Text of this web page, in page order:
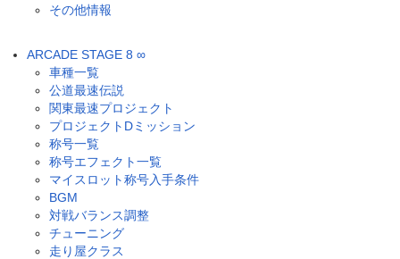
その他情報
ARCADE STAGE 8 ∞
車種一覧
公道最速伝説
関東最速プロジェクト
プロジェクトDミッション
称号一覧
称号エフェクト一覧
マイスロット称号入手条件
BGM
対戦バランス調整
チューニング
走り屋クラス